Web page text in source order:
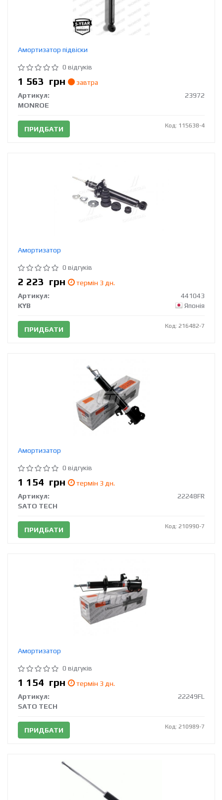
Амортизатор підвіски
0 відгуків
1 563 грн
завтра
Артикул:
23972
MONROE
ПРИДБАТИ Код: 115638-4
Амортизатор
0 відгуків
2 223 грн
термін 3 дн.
Артикул:
441043
KYB
Японія
ПРИДБАТИ Код: 216482-7
Амортизатор
0 відгуків
1 154 грн
термін 3 дн.
Артикул:
22248FR
SATO TECH
ПРИДБАТИ Код: 210990-7
Амортизатор
0 відгуків
1 154 грн
термін 3 дн.
Артикул:
22249FL
SATO TECH
ПРИДБАТИ Код: 210989-7